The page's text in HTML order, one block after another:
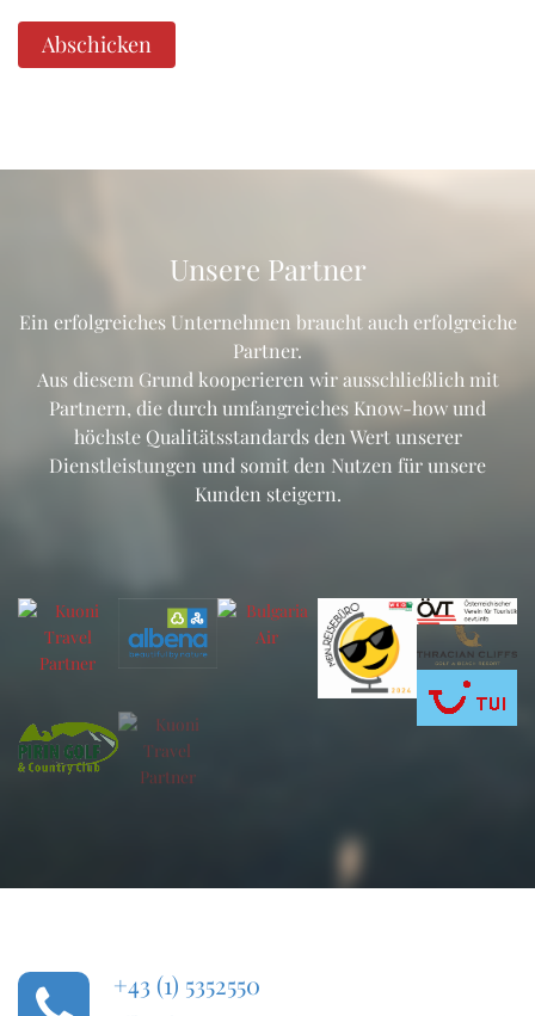
Abschicken
Unsere Partner
Ein erfolgreiches Unternehmen braucht auch erfolgreiche
Partner.
Aus diesem Grund kooperieren wir ausschließlich mit
Partnern, die durch umfangreiches Know-how und
höchste Qualitätsstandards den Wert unserer
Dienstleistungen und somit den Nutzen für unsere
Kunden steigern.
+43 (1) 5352550